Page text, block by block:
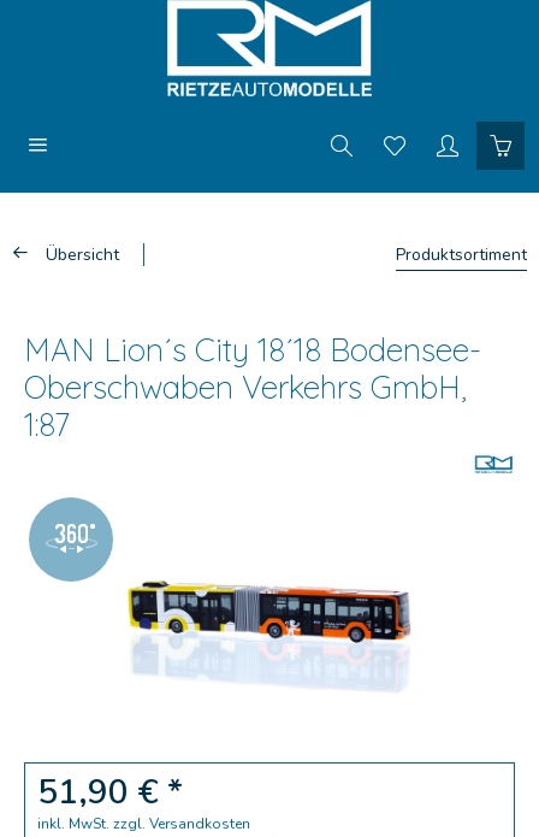
Übersicht Produktsortiment
MAN Lion´s City 18´18 Bodensee-
Oberschwaben Verkehrs GmbH,
1:87
51,90 € *
inkl. MwSt. zzgl. Versandkosten